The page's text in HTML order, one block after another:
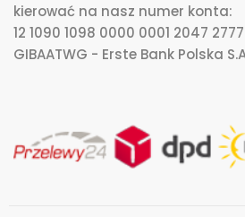
kierować na nasz numer konta:
12 1090 1098 0000 0001 2047
GIBAATWG - Erste Bank Polska